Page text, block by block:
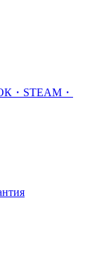
・STEAM・